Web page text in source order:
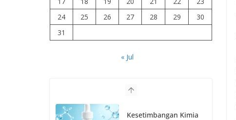
24
25 26 27 28 29
30
31
« Jul
Kesetimbangan Kimia